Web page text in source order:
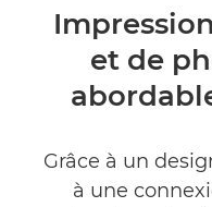
Présentation
Caractéristiques
ACHETER DE L'ENCRE
et de
Grâce à un
à une